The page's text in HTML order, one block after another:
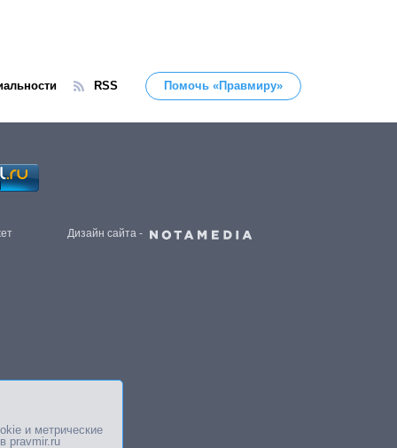
RSS Помочь «Правмиру»
Дизайн сайта -
и метрические
в pravmir.ru